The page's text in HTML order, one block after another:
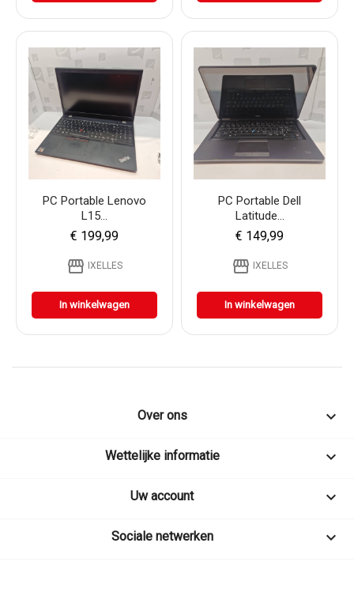
PC Portable Lenovo
L15...
€ 199,99
storefront IXELLES
In winkelwagen
PC Portable Dell
Latitude...
€ 149,99
storefront IXELLES
In winkelwagen
Over ons 
Wettelijke informatie 
Uw account 
Sociale netwerken 